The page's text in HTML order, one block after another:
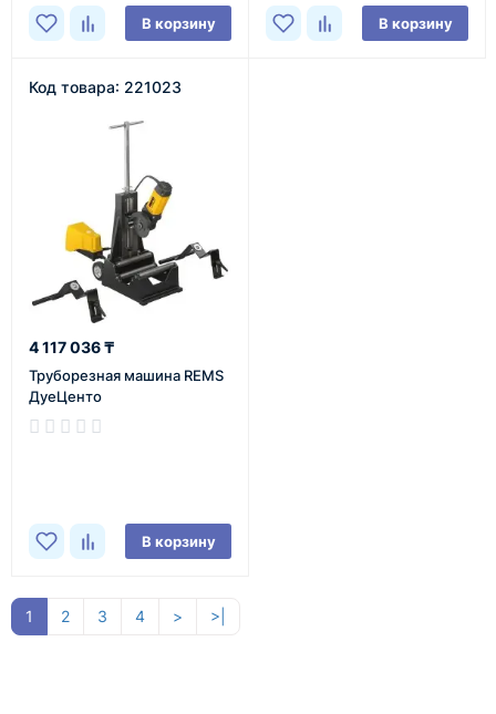
В корзину В корзину
Код товара: 221023
4 117 036 ₸
Труборезная машина REMS
ДуеЦенто
В корзину
1 2 3 4 > >|